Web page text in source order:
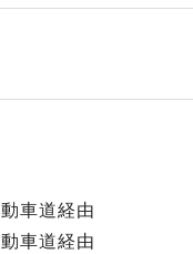
車道経由
車道経由